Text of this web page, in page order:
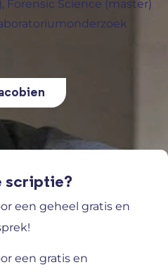
Science (master)
scriptie?
een geheel gratis en
een gratis en